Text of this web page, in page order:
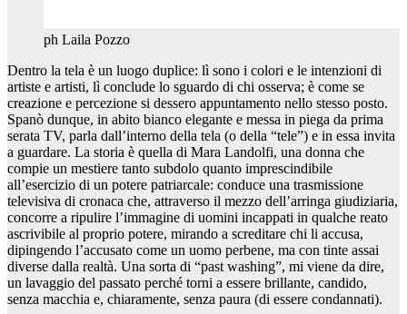
ph Laila Pozzo
Dentro la tela è un luogo duplice: lì sono i colori e le intenzioni di
artiste e artisti, lì conclude lo sguardo di chi osserva; è come se
creazione e percezione si dessero appuntamento nello stesso posto.
Spanò dunque, in abito bianco elegante e messa in piega da prima
serata TV, parla dall’interno della tela (o della “tele”) e in essa invita
a guardare. La storia è quella di Mara Landolfi, una donna che
compie un mestiere tanto subdolo quanto imprescindibile
all’esercizio di un potere patriarcale: conduce una trasmissione
televisiva di cronaca che, attraverso il mezzo dell’arringa giudiziaria,
concorre a ripulire l’immagine di uomini incappati in qualche reato
ascrivibile al proprio potere, mirando a screditare chi li accusa,
dipingendo l’accusato come un uomo perbene, ma con tinte assai
diverse dalla realtà. Una sorta di “past washing”, mi viene da dire,
un lavaggio del passato perché torni a essere brillante, candido,
senza macchia e, chiaramente, senza paura (di essere condannati).